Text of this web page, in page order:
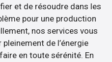
et de résoudre dans les
pour une production
nos services vous
de l’énergie
en toute sérénité. En